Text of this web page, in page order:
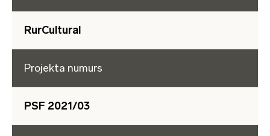
RurCultural
Projekta numurs
PSF 2021/03